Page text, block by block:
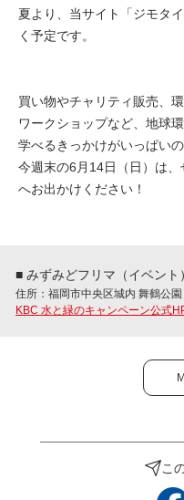
夏より、当サイト「ジモタ
く予定です。
買い物やチャリティ販売、
ワークショップなど、地球
学べるきっかけがいっぱい
今週末の6月14日（日）は
へお出かけください！
■ みずみどフリマ（イベント）
住所：福岡市中央区城内 舞鶴公
KBC 水と緑のキャンペーン公式
こ